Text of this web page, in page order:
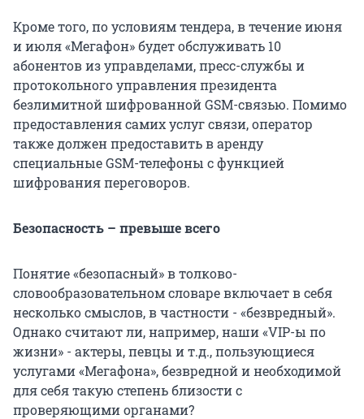
Кроме того, по условиям тендера, в течение июня
и июля «Мегафон» будет обслуживать 10
абонентов из управделами, пресс-службы и
протокольного управления президента
безлимитной шифрованной GSM-связью. Помимо
предоставления самих услуг связи, оператор
также должен предоставить в аренду
специальные GSM-телефоны с функцией
шифрования переговоров.
Безопасность – превыше всего
Понятие «безопасный» в толково-
словообразовательном словаре включает в себя
несколько смыслов, в частности - «безвредный».
Однако считают ли, например, наши «VIP-ы по
жизни» - актеры, певцы и т.д., пользующиеся
услугами «Мегафона», безвредной и необходимой
для себя такую степень близости с
проверяющими органами?